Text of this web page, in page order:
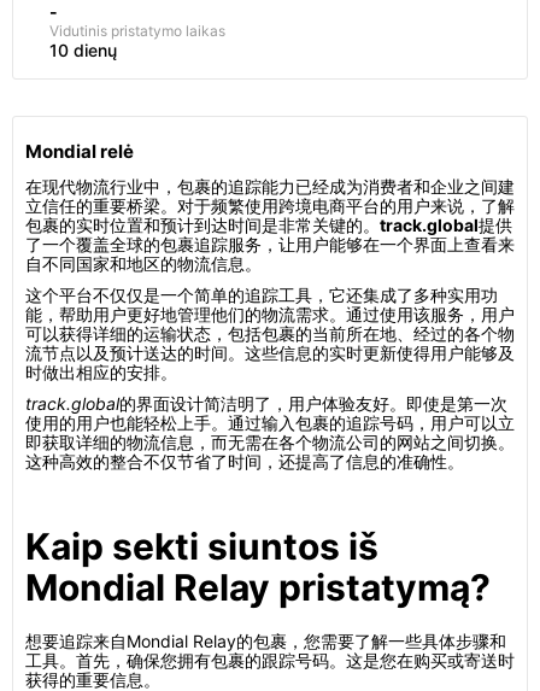
-
Vidutinis pristatymo laikas
10 dienų
Mondial relė
在现代物流行业中，包裹的追踪能力已经成为消费者和企业之间建
立信任的重要桥梁。对于频繁使用跨境电商平台的用户来说，了解
包裹的实时位置和预计到达时间是非常关键的。 track.global提供
了一个覆盖全球的包裹追踪服务，让用户能够在一个界面上查看来
自不同国家和地区的物流信息。
这个平台不仅仅是一个简单的追踪工具，它还集成了多种实用功
能，帮助用户更好地管理他们的物流需求。通过使用该服务，用户
可以获得详细的运输状态，包括包裹的当前所在地、经过的各个物
流节点以及预计送达的时间。这些信息的实时更新使得用户能够及
时做出相应的安排。
track.global的界面设计简洁明了，用户体验友好。即使是第一次
使用的用户也能轻松上手。通过输入包裹的追踪号码，用户可以立
即获取详细的物流信息，而无需在各个物流公司的网站之间切换。
这种高效的整合不仅节省了时间，还提高了信息的准确性。
Kaip sekti siuntos iš
Mondial Relay pristatymą?
想要追踪来自Mondial Relay的包裹，您需要了解一些具体步骤和
工具。首先，确保您拥有包裹的跟踪号码。这是您在购买或寄送时
获得的重要信息。